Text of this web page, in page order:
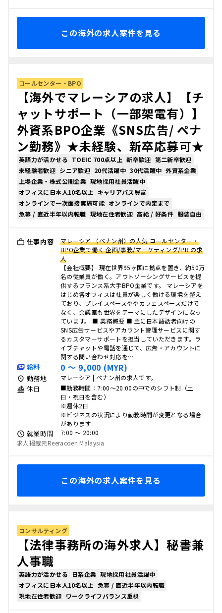
この海外の求人案件を見る
コールセンター・BPO
【海外でマレーシアの求人】【チ
ャットサポート（一部架電有）】
外資系BPO企業《SNS広告/ ペナ
ン勤務》★未経験、新卒応募可★
英語力が活かせる TOEIC 700点以上 新卒歓迎 第二新卒歓迎
未経験者歓迎 シニア歓迎 20代活躍中 30代活躍中 外資系企業
上場企業・株式公開企業 現地採用社員活躍中
オフィスに日本人10名以上
キャリアパス豊富
オンラインで一次面接実施可能 オンラインで内定まで
急募 / 直近半年以内転職 現地在住者歓迎 高給 / 好条件 服装自由
仕事内容
マレーシア （ペナン州）の人気 コールセンター・
BPO企業で働く 企画/事務/マーケティング/PR の求
人
【会社概要】 現在世界95ヶ国に拠点を置き、約50万
名の従業員が働く。アウトソーシングサービスを提
供するフランス系大手BPO企業です。 マレーシアを
はじめ各オフィスは社員が楽しく働ける環境を整え
ており、プレイスペースややカフェスペースだけで
なく、会議室も世界をテーマにしたデザインになっ
ています。 ■ 業務概要 ■ 主に日本語話者向けの
SNS広告サービスやアカウント管理サービスに関す
るカスタマーサポートを担当していただきます。ラ
イブチャットや電話を通じて、広告・アカウントに
関する問い合わせ対応を…
給料 0 〜 9,000 (MYR)
勤務地 マレーシア | ペナン州の求人です。
休日
■勤務時間：7:00～20:00の中でのシフト制（土
日・祝日を含む）
※週休2日
※ビジネスの状況により勤務時間が変更となる場合
があります
就業時間
7:00 〜 20:00
求人掲載元Reeracoen Malaysia
この海外の求人案件を見る
コンサルティング
【法律事務所の海外求人】秘書兼
人事職
英語力が活かせる 日系企業 現地採用社員活躍中
オフィスに日本人10名以上 急募 / 直近半年以内転職
現地在住者歓迎 ワークライフバランス重視